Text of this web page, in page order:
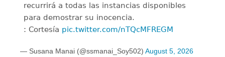
recurrirá a todas las instancias disponibles
para demostrar su inocencia.
: Cortesía pic.twitter.com/nTQcMFREGM
— Susana Manai (@ssmanai_Soy502) August 5, 2026